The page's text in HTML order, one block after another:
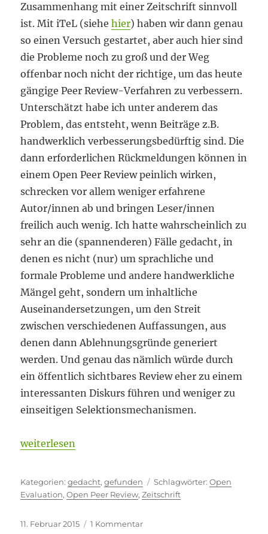
Zusammenhang mit einer Zeitschrift sinnvoll
ist. Mit iTeL (siehehier) haben wir dann genau
so einen Versuch gestartet, aber auch hier sind
die Probleme noch zu groß und der Weg
offenbar noch nicht der richtige, um das heute
gängige Peer Review-Verfahren zu verbessern.
Unterschätzt habe ich unter anderem das
Problem, das entsteht, wenn Beiträge z.B.
handwerklich verbesserungsbedürftig sind. Die
dann erforderlichen Rückmeldungen können in
einem Open Peer Review peinlich wirken,
schrecken vor allem weniger erfahrene
Autor/innen ab und bringen Leser/innen
freilich auch wenig. Ich hatte wahrscheinlich zu
sehr an die (spannenderen) Fälle gedacht, in
denen es nicht (nur) um sprachliche und
formale Probleme und andere handwerkliche
Mängel geht, sondern um inhaltliche
Auseinandersetzungen, um den Streit
zwischen verschiedenen Auffassungen, aus
denen dann Ablehnungsgründe generiert
werden. Und genau das nämlich würde durch
ein öffentlich sichtbares Review eher zu einem
interessanten Diskurs führen und weniger zu
einseitigen Selektionsmechanismen.
„Was ist aufwändiger als Zählen? Lesen!“
weiterlesen
Kategorien
gedacht,gefunden Schlagwörter
Open
Evaluation,Open Peer Review,Zeitschrift
Veröffentlicht
11. Februar 2015 1 Kommentarzu